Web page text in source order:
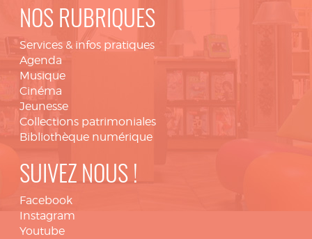
NOS RUBRIQUES
Services & infos pratiques
Agenda
Musique
Cinéma
Jeunesse
Collections patrimoniales
Bibliothèque numérique
SUIVEZ NOUS !
Facebook
Instagram
Youtube